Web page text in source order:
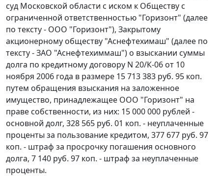
суд Московской области с иском к Обществу с
ограниченной ответственностью "Горизонт" (далее
по тексту - ООО "Горизонт"), Закрытому
акционерному обществу "Аснефтехимаш" (далее по
тексту - ЗАО "Аснефтехиммаш") о взыскании суммы
долга по кредитному договору N 20/К-06 от 10
ноября 2006 года в размере 15 713 383 руб. 95 коп.
путем обращения взыскания на заложенное
имущество, принадлежащее ООО "Горизонт" на
праве собственности, из них: 15 000 000 рублей -
основной долг, 328 565 руб. 01 коп. - неуплаченные
проценты за пользование кредитом, 377 677 руб. 97
коп. - штраф за просрочку погашения основного
долга, 7 140 руб. 97 коп. - штраф за неуплаченные
проценты.